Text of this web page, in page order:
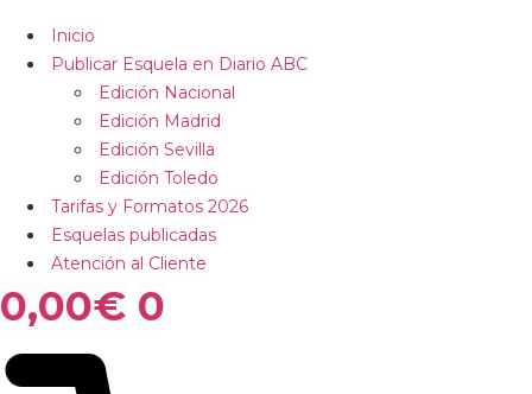
Inicio
Publicar Esquela en Diario ABC
Edición Nacional
Edición Madrid
Edición Sevilla
Edición Toledo
Tarifas y Formatos 2026
Esquelas publicadas
Atención al Cliente
0,00€ 0